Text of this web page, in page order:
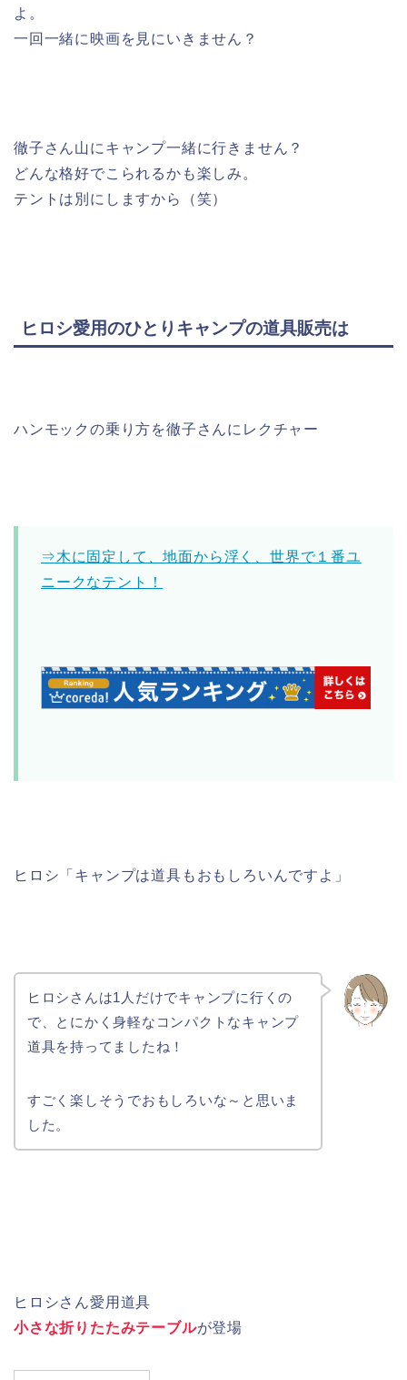
よ。
一回一緒に映画を見にいきません？
徹子さん山にキャンプ一緒に行きません？
どんな格好でこられるかも楽しみ。
テントは別にしますから（笑）
ヒロシ愛用のひとりキャンプの道具販売は
ハンモックの乗り方を徹子さんにレクチャー
⇒木に固定して、地面から浮く、世界で１番ユ
ニークなテント！
ヒロシ「キャンプは道具もおもしろいんですよ」
ヒロシさんは1人だけでキャンプに行くの
で、とにかく身軽なコンパクトなキャンプ
道具を持ってましたね！
すごく楽しそうでおもしろいな～と思いま
した。
ヒロシさん愛用道具
小さな折りたたみテーブルが登場